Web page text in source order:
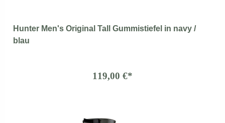
Hunter Men's Original Tall Gummistiefel in navy /
blau
119,00 €*